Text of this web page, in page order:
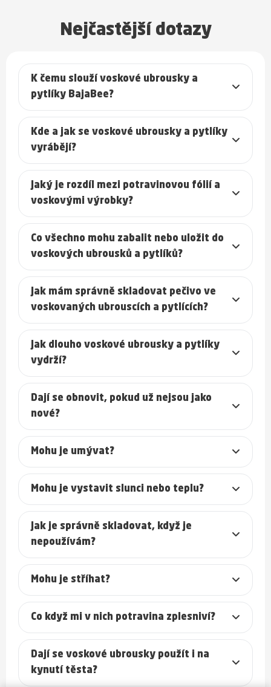
Nejčastější dotazy
K čemu slouží voskové ubrousky a
pytlíky BajaBee?
Kde a jak se voskové ubrousky a pytlíky
vyrábějí?
Jaký je rozdíl mezi potravinovou fólií a
voskovými výrobky?
Co všechno mohu zabalit nebo uložit do
voskových ubrousků a pytlíků?
Jak mám správně skladovat pečivo ve
voskovaných ubrouscích a pytlících?
Jak dlouho voskové ubrousky a pytlíky
vydrží?
Dají se obnovit, pokud už nejsou jako
nové?
Mohu je umývat?
Mohu je vystavit slunci nebo teplu?
Jak je správně skladovat, když je
nepoužívám?
Mohu je stříhat?
Co když mi v nich potravina zplesniví?
Dají se voskové ubrousky použít i na
kynutí těsta?